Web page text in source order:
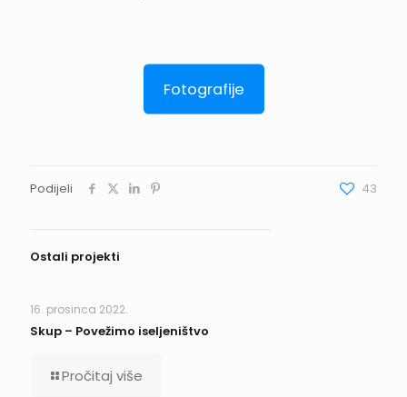
Fotografije
Podijeli 43
Ostali projekti
16. prosinca 2022.
Skup – Povežimo iseljeništvo
Pročitaj više